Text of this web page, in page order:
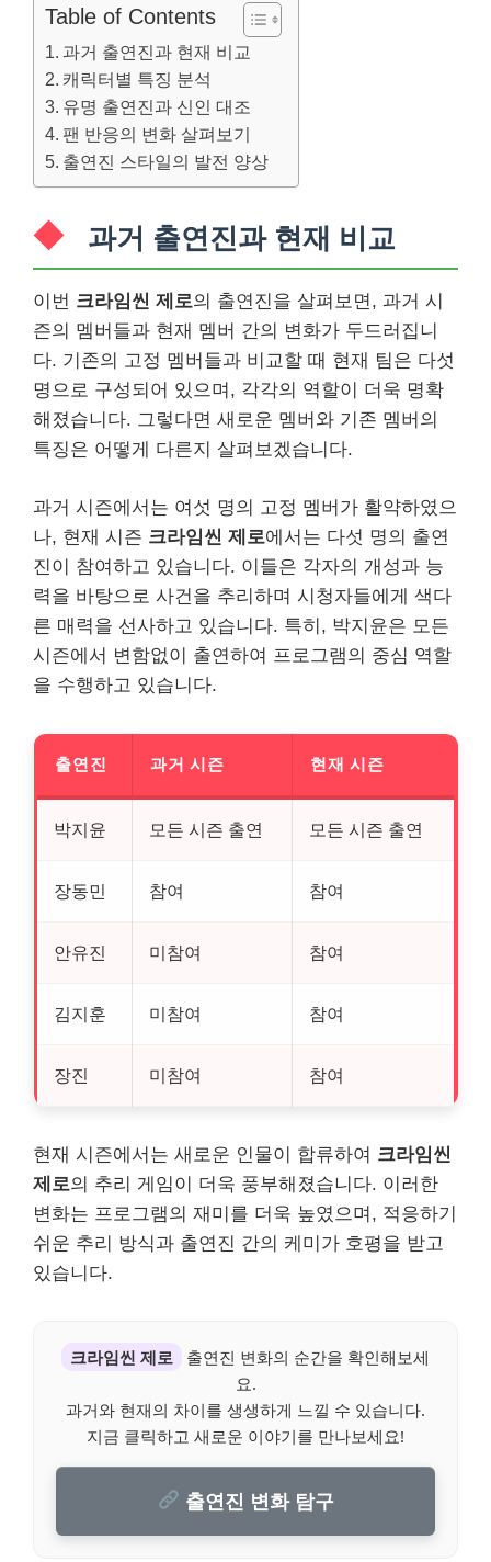
Table of Contents
과거 출연진과 현재 비교
캐릭터별 특징 분석
유명 출연진과 신인 대조
팬 반응의 변화 살펴보기
출연진 스타일의 발전 양상
과거 출연진과 현재 비교
이번 크라임씬 제로의 출연진을 살펴보면, 과거 시
즌의 멤버들과 현재 멤버 간의 변화가 두드러집니
다. 기존의 고정 멤버들과 비교할 때 현재 팀은 다섯
명으로 구성되어 있으며, 각각의 역할이 더욱 명확
해졌습니다. 그렇다면 새로운 멤버와 기존 멤버의
특징은 어떻게 다른지 살펴보겠습니다.
과거 시즌에서는 여섯 명의 고정 멤버가 활약하였으
나, 현재 시즌 크라임씬 제로에서는 다섯 명의 출연
진이 참여하고 있습니다. 이들은 각자의 개성과 능
력을 바탕으로 사건을 추리하며 시청자들에게 색다
른 매력을 선사하고 있습니다. 특히, 박지윤은 모든
시즌에서 변함없이 출연하여 프로그램의 중심 역할
을 수행하고 있습니다.
출연진 과거 시즌 현재 시즌
박지윤 모든 시즌 출연 모든 시즌 출연
장동민 참여 참여
안유진 미참여 참여
김지훈 미참여 참여
장진 미참여 참여
현재 시즌에서는 새로운 인물이 합류하여 크라임씬
제로의 추리 게임이 더욱 풍부해졌습니다. 이러한
변화는 프로그램의 재미를 더욱 높였으며, 적응하기
쉬운 추리 방식과 출연진 간의 케미가 호평을 받고
있습니다.
크라임씬 제로
출연진 변화의 순간을 확인해보세
요.
과거와 현재의 차이를 생생하게 느낄 수 있습니다.
지금 클릭하고 새로운 이야기를 만나보세요!
출연진 변화 탐구